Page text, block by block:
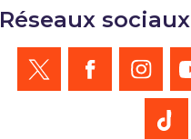
Réseaux sociaux